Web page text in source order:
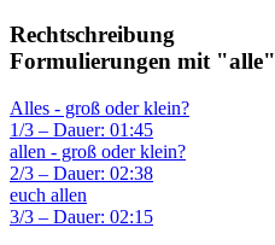
Rechtschreibung
Formulierungen mit "alle"
Alles - groß oder klein?
1/3 – Dauer: 01:45
allen - groß oder klein?
2/3 – Dauer: 02:38
euch allen
3/3 – Dauer: 02:15